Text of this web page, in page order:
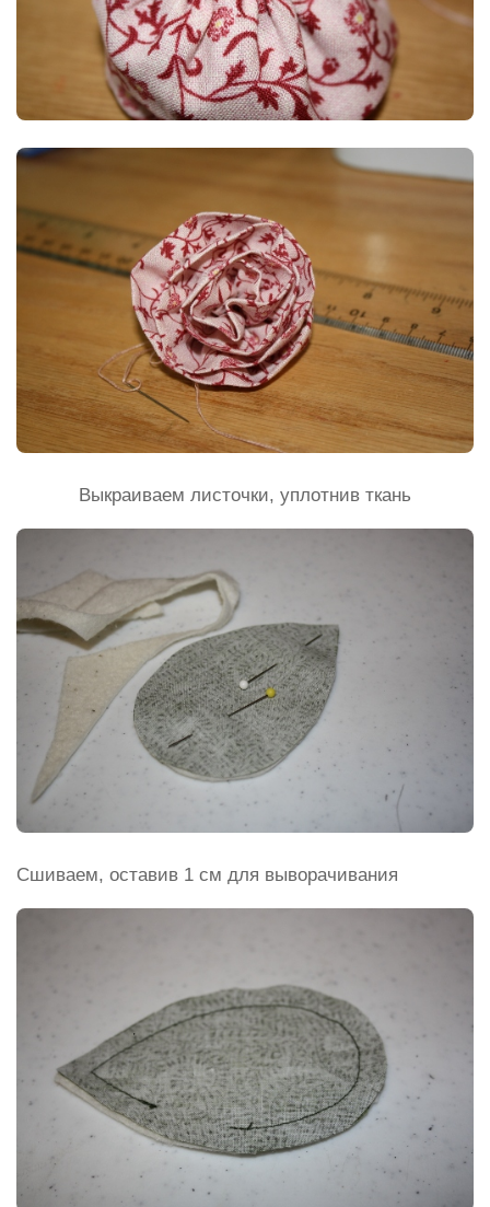
Выкраиваем листочки, уплотнив ткань
Сшиваем, оставив 1 см для выворачивания